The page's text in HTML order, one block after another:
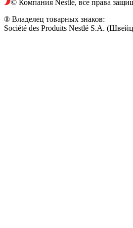
© Компания Nestlé, все права
® Владелец товарных знаков:
Société des Produits Nestlé S.A.